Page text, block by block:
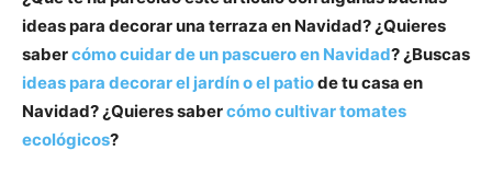
ideas para decorar una terraza en Navidad? ¿Quieres
sabercómo cuidar de un pascuero en Navidad? ¿Buscas
ideas para decorar el jardín o el patiode tu casa en
Navidad? ¿Quieres sabercómo cultivar tomates
ecológicos?